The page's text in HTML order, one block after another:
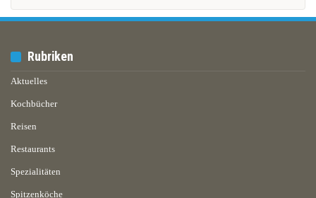
Rubriken
Aktuelles
Kochbücher
Reisen
Restaurants
Spezialitäten
Spitzenköche